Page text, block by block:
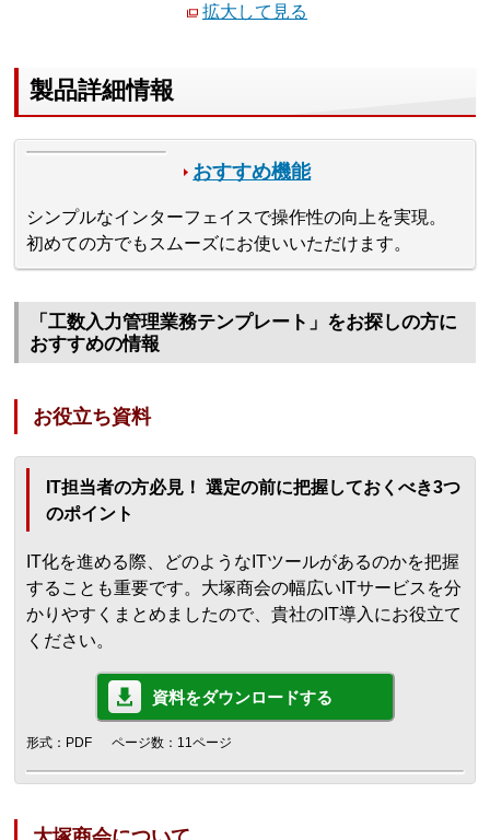
拡大して見る
製品詳細情報
おすすめ機能
シンプルなインターフェイスで操作性の向上を実現。
初めての方でもスムーズにお使いいただけます。
「工数入力管理業務テンプレート」をお探しの方に
おすすめの情報
お役立ち資料
IT担当者の方必見！ 選定の前に把握しておくべき3つ
のポイント
IT化を進める際、どのようなITツールがあるのかを把握
することも重要です。大塚商会の幅広いITサービスを分
かりやすくまとめましたので、貴社のIT導入にお役立て
ください。
資料をダウンロードする
形式：PDF ページ数：11ページ